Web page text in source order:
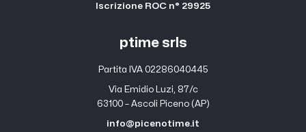
Iscrizione ROC n° 29925
ptime srls
Partita IVA 02286040445
Via Emidio Luzi, 87/c
63100 – Ascoli Piceno (AP)
info@picenotime.it